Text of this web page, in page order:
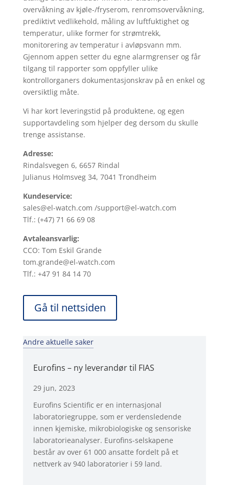
overvåkning av kjøle-/fryserom, renromsovervåkning,
prediktivt vedlikehold, måling av luftfuktighet og
temperatur, ulike former for strømtrekk,
monitorering av temperatur i avløpsvann mm.
Gjennom appen setter du egne alarmgrenser og får
tilgang til rapporter som oppfyller ulike
kontrollorganers dokumentasjonskrav på en enkel og
oversiktlig måte.
Vi har kort leveringstid på produktene, og egen
supportavdeling som hjelper deg dersom du skulle
trenge assistanse.
Adresse:
Rindalsvegen 6, 6657 Rindal
Julianus Holmsveg 34, 7041 Trondheim
Kundeservice:
sales@el-watch.com /support@el-watch.com
Tlf.: (+47) 71 66 69 08
Avtaleansvarlig:
CCO: Tom Eskil Grande
tom.grande@el-watch.com
Tlf.: +47 91 84 14 70
Gå til nettsiden
Andre aktuelle saker
Eurofins – ny leverandør til FIAS
29 jun, 2023
Eurofins Scientific er en internasjonal
laboratoriegruppe, som er verdensledende
innen kjemiske, mikrobiologiske og sensoriske
laboratorieanalyser. Eurofins-selskapene
består av over 61 000 ansatte fordelt på et
nettverk av 940 laboratorier i 59 land.